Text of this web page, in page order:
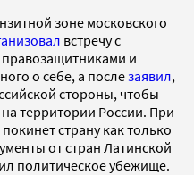
зоне московского
встречу с
и
о себе, а послезаявил,
стороны, чтобы
территории России. При
страну как только
от стран Латинской
политическое убежище.